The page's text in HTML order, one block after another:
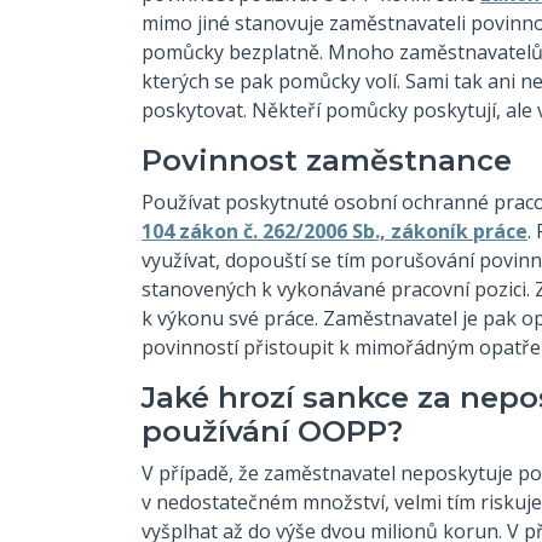
mimo jiné stanovuje zaměstnavateli
pomůcky bezplatně. Mnoho
kterých se pak pomůcky volí. Sami tak ani
poskytovat. Někteří pomůcky poskytují, ale
Povinnost zaměstnance
Používat poskytnuté osobní ochranné
104 zákon č. 262/2006 Sb., zákoník práce.
využívat, dopouští se tím porušování
stanovených k vykonávané pracovní
k výkonu své práce. Zaměstnavatel je pak
povinností přistoupit k mimořádným
Jaké hrozí sankce za
používání OOPP?
V případě, že zaměstnavatel neposkytuje
v nedostatečném množství, velmi tím
vyšplhat až do výše dvou milionů korun. V